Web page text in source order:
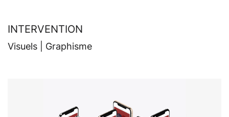
INTERVENTION
Visuels | Graphisme